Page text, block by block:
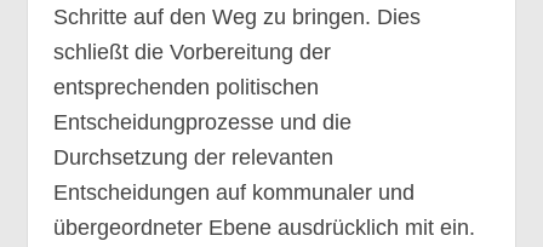
Schritte auf den Weg zu bringen. Dies
schließt die Vorbereitung der
entsprechenden politischen
Entscheidungprozesse und die
Durchsetzung der relevanten
Entscheidungen auf kommunaler und
übergeordneter Ebene ausdrücklich mit ein.